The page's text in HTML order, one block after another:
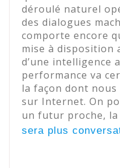
déroulé naturel
des dialogues
comporte encore
mise à disposition
d’une intelligence
performance va
la façon dont nous
sur Internet. On
un futur proche, la
sera plus